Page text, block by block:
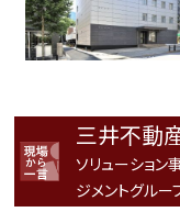
三井不動
ソリューショ
ジメントグル